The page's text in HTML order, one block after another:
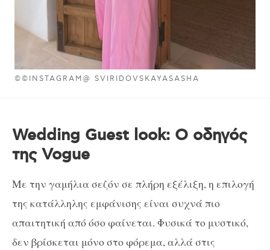
©©INSTAGRAM@ SVIRIDOVSKAYASASHA
Wedding Guest look: Ο οδηγός
της Vogue
Με την γαμήλια σεζόν σε πλήρη εξέλιξη, η επιλογή
της κατάλληλης εμφάνισης είναι συχνά πιο
απαιτητική από όσο φαίνεται. Φυσικά το μυστικό,
δεν βρίσκεται μόνο στο φόρεμα, αλλά στις